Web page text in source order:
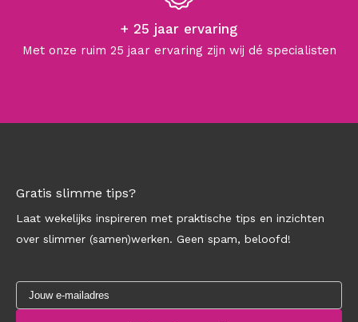
+ 25 jaar ervaring
Met onze ruim 25 jaar ervaring zijn wij dé specialisten
Gratis slimme tips?
Laat wekelijks inspireren met praktische tips en inzichten
over slimmer (samen)werken. Geen spam, beloofd!